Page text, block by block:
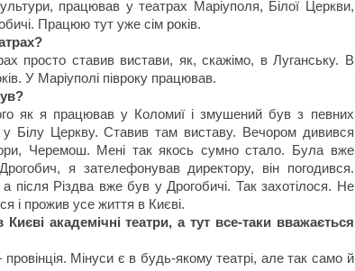
працював у театрах Маріуполя, Білої Церкви,
Працюю тут уже сім років.
просто ставив вистави, як, скажімо, в Луганську. В
У Маріуполі півроку працював.
як я працював у Коломиї і змушений був з певних
у Білу Церкву. Ставив там виставу. Вечором дивився
Черемош. Мені так якось сумно стало. Була вже
я зателефонував директору, він погодився.
після Різдва вже був у Дрогобичі. Так захотілося. Не
і прожив усе життя в Києві.
академічні театри, а тут все-таки вважається
Мінуси є в будь-якому театрі, але так само й